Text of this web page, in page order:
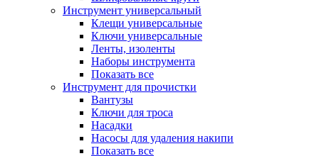
Инструмент универсальный
Клещи универсальные
Ключи универсальные
Ленты, изоленты
Наборы инструмента
Показать все
Инструмент для прочистки
Вантузы
Ключи для троса
Насадки
Насосы для удаления накипи
Показать все